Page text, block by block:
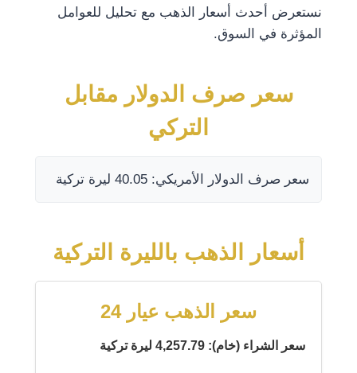
نستعرض أحدث أسعار الذهب مع تحليل للعوامل
المؤثرة في السوق.
سعر صرف الدولار مقابل
التركي
سعر صرف الدولار الأمريكي: 40.05 ليرة تركية
أسعار الذهب بالليرة التركية
سعر الذهب عيار 24
سعر الشراء (خام): 4,257.79 ليرة تركية